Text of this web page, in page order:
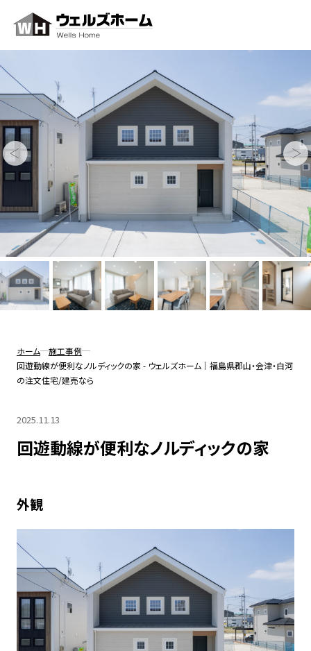
最新情報
おすすめの記事
お知らせ
イベント
コンセプト
保証・サポート
注文住宅
リフォーム
企画住宅
SmALL
施工事例
注文住宅
建売住宅
土地・建売
土地
建売
モデルハウス
会社案内
スタッフ紹介
採用情報
イベントを見る
Instagramから問い合わせ
フリーダイヤル
プライバシーポリシー
ホーム
施工事例
回遊動線が便利なノルディックの家 - ウェルズホーム｜福島県郡山・会津・白河
の注文住宅/建売なら
2025.11.13
回遊動線が便利なノルディックの家
外観